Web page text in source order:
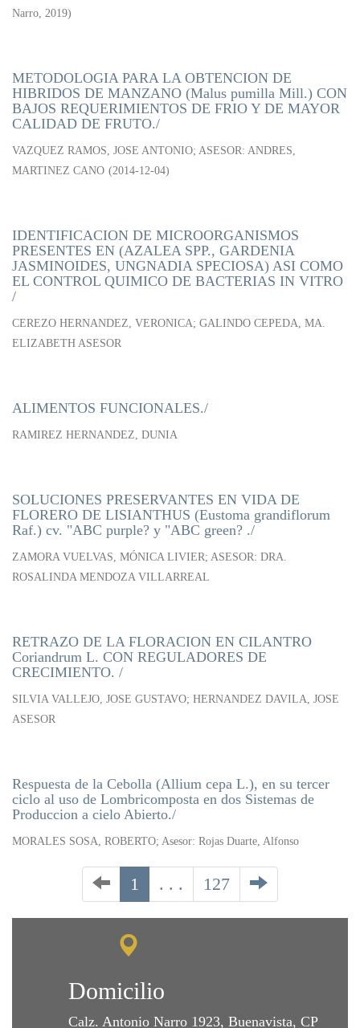
Narro, 2019)
METODOLOGIA PARA LA OBTENCION DE
HIBRIDOS DE MANZANO (Malus pumilla Mill.) CON
BAJOS REQUERIMIENTOS DE FRIO Y DE MAYOR
CALIDAD DE FRUTO./
VAZQUEZ RAMOS, JOSE ANTONIO; ASESOR: ANDRES,
MARTINEZ CANO (2014-12-04)
IDENTIFICACION DE MICROORGANISMOS
PRESENTES EN (AZALEA SPP., GARDENIA
JASMINOIDES, UNGNADIA SPECIOSA) ASI COMO
EL CONTROL QUIMICO DE BACTERIAS IN VITRO
/
CEREZO HERNANDEZ, VERONICA; GALINDO CEPEDA, MA.
ELIZABETH ASESOR
ALIMENTOS FUNCIONALES./
RAMIREZ HERNANDEZ, DUNIA
SOLUCIONES PRESERVANTES EN VIDA DE
FLORERO DE LISIANTHUS (Eustoma grandiflorum
Raf.) cv. "ABC purple? y "ABC green? ./
ZAMORA VUELVAS, MÓNICA LIVIER; ASESOR: DRA.
ROSALINDA MENDOZA VILLARREAL
RETRAZO DE LA FLORACION EN CILANTRO
Coriandrum L. CON REGULADORES DE
CRECIMIENTO. /
SILVIA VALLEJO, JOSE GUSTAVO; HERNANDEZ DAVILA, JOSE
ASESOR
Respuesta de la Cebolla (Allium cepa L.), en su tercer
ciclo al uso de Lombricomposta en dos Sistemas de
Produccion a cielo Abierto./
MORALES SOSA, ROBERTO; Asesor: Rojas Duarte, Alfonso
1 . . . 127
Domicilio
Calz. Antonio Narro 1923, Buenavista, CP